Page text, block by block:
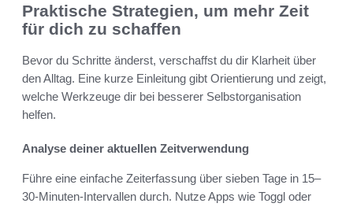
Praktische Strategien, um mehr Zeit
für dich zu schaffen
Bevor du Schritte änderst, verschaffst du dir Klarheit über
den Alltag. Eine kurze Einleitung gibt Orientierung und zeigt,
welche Werkzeuge dir bei besserer Selbstorganisation
helfen.
Analyse deiner aktuellen Zeitverwendung
Führe eine einfache Zeiterfassung über sieben Tage in 15–
30-Minuten-Intervallen durch. Nutze Apps wie Toggl oder